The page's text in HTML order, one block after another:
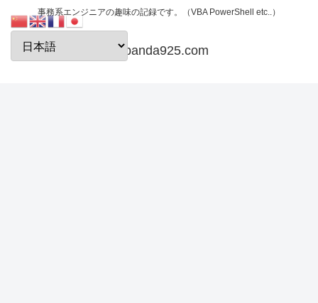
事務系エンジニアの趣味の記録です。（VBA PowerShell etc..）
papanda925.com